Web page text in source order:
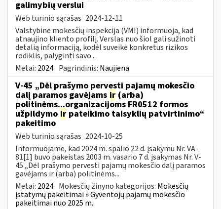
galimybių verslui
Web turinio sąrašas 2024-12-11
Valstybinė mokesčių inspekcija (VMI) informuoja, kad
atnaujino kliento profilį. Verslas nuo šiol gali sužinoti
detalią informaciją, kodėl suveikė konkretus rizikos
rodiklis, palyginti savo...
Metai: 2024 Pagrindinis: Naujiena
V-45 „Dėl prašymo pervesti pajamų mokesčio
dalį paramos gavėjams ir (arba)
politinėms...organizacijoms FR0512 formos
užpildymo ir pateikimo taisyklių patvirtinimo“
pakeitimo
Web turinio sąrašas 2024-10-25
Informuojame, kad 2024 m. spalio 22 d. įsakymu Nr. VA-
81[1] buvo pakeistas 2003 m. vasario 7 d. įsakymas Nr. V-
45 „Dėl prašymo pervesti pajamų mokesčio dalį paramos
gavėjams ir (arba) politinėms...
Metai: 2024 Mokesčių žinyno kategorijos: Mokesčių
įstatymų pakeitimai » Gyventojų pajamų mokesčio
pakeitimai nuo 2025 m.